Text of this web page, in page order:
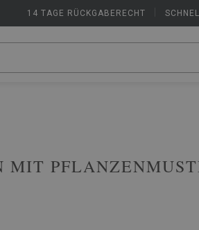
14 TAGE RÜCKGABERECHT
MIT